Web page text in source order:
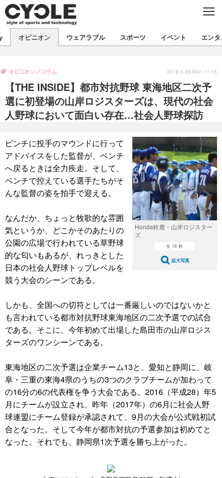
C
製品/用品
衣類
飲食
バックナンバー
コラム
インプレ
ボイス
デバイス
ビジネス
国内
海外
スポーツ
短信
まとめ
写真
動画
イベント
スポーツ
ツアー
文化
芸能
出版／映画
話題
ファッション
デザイン
写真
動画
ライフ
社会
政治
ハウツー
オピニオン ウェアラブル スポーツ イベント エンタ
【THE INSIDE】都市対抗野球 東海地区二次予
選に初登場の山岸ロジスターズは、現代の社会
人野球において面白い存在…社会人野球探訪
オピニオン コラム 2018.5.28 Mon 11:15
Honda鈴鹿・山岸ロジスター
ズ
全 16 枚
拡大写真
ピンチに投手のマウンドに行って
アドバイスをした監督が、ベンチ
へ戻るときは全力疾走。そして、
ベンチで控えている選手たちがそ
んな監督の姿を拍手で迎える。
なんだか、ちょっと牧歌的な雰囲
気というか、どこかそのあたりの
公園の広場で行われている草野球
的な匂いもあるが、れっきとした
日本の社会人野球トップレベルを
競う大会のシーンである。
しかも、全国への切符としては一番厳しいのではないかと
も言われている都市対抗野球東海地区の二次予選での試合
である。そこに、今年初めて出場した島田市の山岸ロジス
ターズのワンシーンである。
東海地区の二次予選は企業チーム13と、愛知と静岡に、岐
阜・三重の東海4県のうちの3つのクラブチームが加わって
の16分の6の代表権を争う大会である。2016（平成28）年5
月にチームが設立され、昨年（2017年）の6月に社会人野
球連盟にチーム登録が承認されて、9月の大会が公式戦初試
合となった。そして今年が都市対抗の予選参加は初めてと
なった。それでも、静岡県1次予選を勝ち上がった。